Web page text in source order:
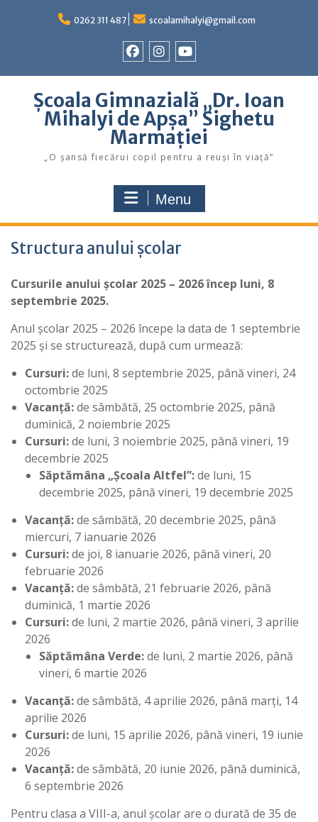
0262 311 487 scoalamihalyi@gmail.com
Școala Gimnazială „Dr. Ioan
Mihalyi de Apșa” Sighetu
Marmației
„O șansă fiecărui copil pentru a reuși în viață”
Menu
Structura anului școlar
Cursurile anului şcolar 2025 – 2026 încep luni, 8
septembrie 2025.
Anul școlar 2025 – 2026 începe la data de 1 septembrie
2025 și se structurează, după cum urmează:
Cursuri:de luni, 8 septembrie 2025, până vineri, 24
octombrie 2025
Vacanță:de sâmbătă, 25 octombrie 2025, până
duminică, 2 noiembrie 2025
Cursuri:de luni, 3 noiembrie 2025, până vineri, 19
decembrie 2025
Săptămâna „Școala Altfel”:de luni, 15
decembrie 2025, până vineri, 19 decembrie 2025
Vacanță:de sâmbătă, 20 decembrie 2025, până
miercuri, 7 ianuarie 2026
Cursuri:de joi, 8 ianuarie 2026, până vineri, 20
februarie 2026
Vacanță:de sâmbătă, 21 februarie 2026, până
duminică, 1 martie 2026
Cursuri:de luni, 2 martie 2026, până vineri, 3 aprilie
2026
Săptămâna Verde:de luni, 2 martie 2026, până
vineri, 6 martie 2026
Vacanță:de sâmbătă, 4 aprilie 2026, până marți, 14
aprilie 2026
Cursuri:de luni, 15 aprilie 2026, până vineri, 19 iunie
2026
Vacanță:de sâmbătă, 20 iunie 2026, până duminică,
6 septembrie 2026
Pentru clasa a VIII-a, anul școlar are o durată de 35 de